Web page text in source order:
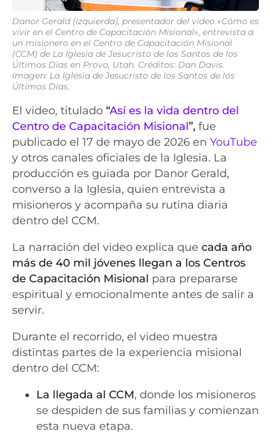
Danor Gerald (izquierda), presentador del video «Cómo es
vivir en el Centro de Capacitación Misional», entrevista a
un misionero en el Centro de Capacitación Misional
(CCM) de La Iglesia de Jesucristo de los Santos de los
Últimos Días en Provo, Utah. Créditos: Dan Davis.
Imagen: La Iglesia de Jesucristo de los Santos de los
Últimos Días.
El video, titulado “Así es la vida dentro del
Centro de Capacitación Misional”, fue
publicado el 17 de mayo de 2026 en YouTube
y otros canales oficiales de la Iglesia. La
producción es guiada por Danor Gerald,
converso a la Iglesia, quien entrevista a
misioneros y acompaña su rutina diaria
dentro del CCM.
La narración del video explica que cada año
más de 40 mil jóvenes llegan a los Centros
de Capacitación Misional para prepararse
espiritual y emocionalmente antes de salir a
servir.
Durante el recorrido, el video muestra
distintas partes de la experiencia misional
dentro del CCM:
La llegada al CCM, donde los misioneros
se despiden de sus familias y comienzan
esta nueva etapa.